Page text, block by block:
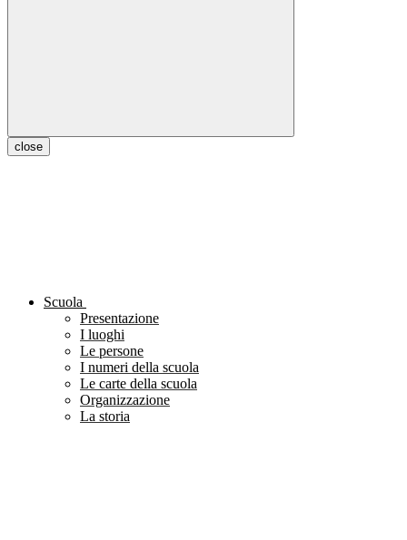
close
Scuola
Presentazione
I luoghi
Le persone
I numeri della scuola
Le carte della scuola
Organizzazione
La storia